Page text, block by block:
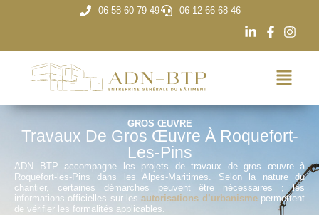
06 58 60 79 49 06 12 66 68 46
GROS ŒUVRE
Travaux De Gros Œuvre À Roquefort-
Les-Pins
ADN BTP accompagne les projets de travaux de gros œuvre à
Roquefort-les-Pins dans les Alpes-Maritimes. Selon la nature du
chantier, certaines démarches peuvent être nécessaires ; les
informations officielles sur lesautorisations d’urbanismepermettent
de vérifier les formalités applicables.